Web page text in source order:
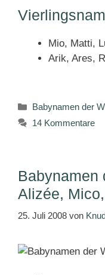
Mio, Matti,
Arik, Ares,
Kategorien
Babynamen der
14 Kommentare
Babynamen
Alizée,
25. Juli 2008 von